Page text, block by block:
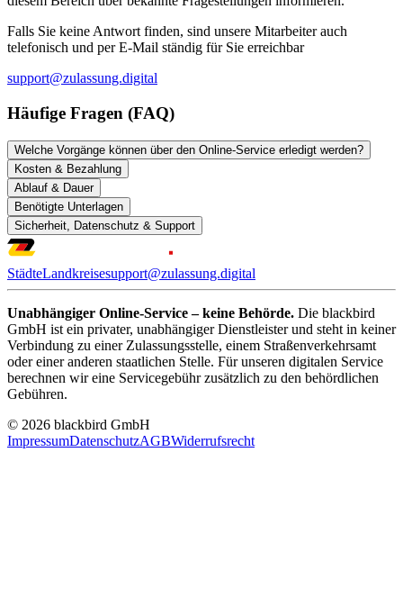
Falls Sie keine Antwort finden, sind unsere Mitarbeiter auch
telefonisch und per E-Mail ständig für Sie erreichbar
support@zulassung.digital
Häufige Fragen (FAQ)
Welche Vorgänge können über den Online-Service erledigt werden?
Kosten & Bezahlung
Ablauf & Dauer
Benötigte Unterlagen
Sicherheit, Datenschutz & Support
StädteLandkreisesupport@zulassung.digital
Unabhängiger Online-Service – keine Behörde. Die blackbird
GmbH ist ein privater, unabhängiger Dienstleister und steht in keiner
Verbindung zu einer Zulassungsstelle, einem Straßenverkehrsamt
oder einer anderen staatlichen Stelle. Für unseren digitalen Service
berechnen wir eine Servicegebühr zusätzlich zu den behördlichen
Gebühren.
© 2026 blackbird GmbH
ImpressumDatenschutzAGBWiderrufsrecht